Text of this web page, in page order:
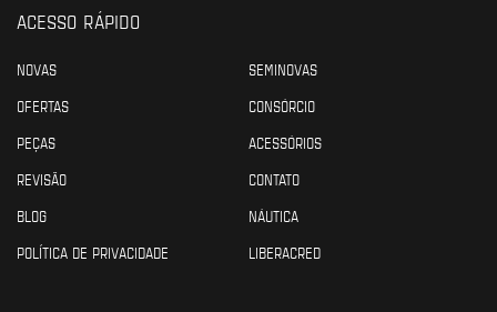
ACESSO RÁPIDO
NOVAS
SEMINOVAS
OFERTAS
CONSÓRCIO
PEÇAS
ACESSÓRIOS
REVISÃO
CONTATO
BLOG
NÁUTICA
POLÍTICA DE PRIVACIDADE
LIBERACRED